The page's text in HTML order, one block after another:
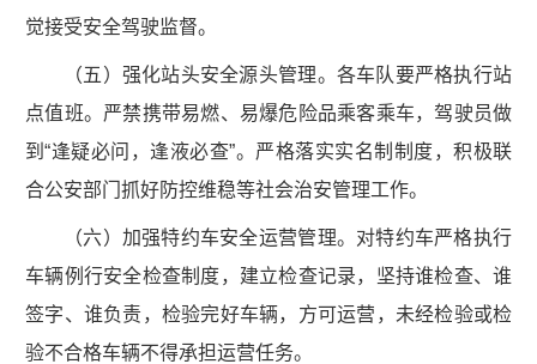
觉接受安全驾驶监督。
（五）强化站头安全源头管理。各车队要严格执行站
点值班。严禁携带易燃、易爆危险品乘客乘车，驾驶员做
到“逢疑必问，逢液必查”。严格落实实名制制度，积极联
合公安部门抓好防控维稳等社会治安管理工作。
（六）加强特约车安全运营管理。对特约车严格执行
车辆例行安全检查制度，建立检查记录，坚持谁检查、谁
签字、谁负责，检验完好车辆，方可运营，未经检验或检
验不合格车辆不得承担运营任务。